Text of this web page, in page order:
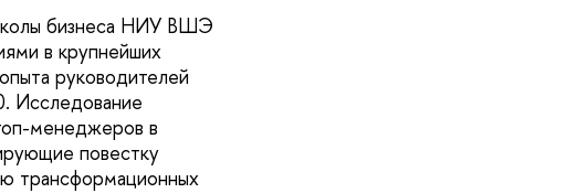
бизнеса НИУ ВШЭ
в крупнейших
руководителей
Исследование
менеджеров в
повестку
трансформационных